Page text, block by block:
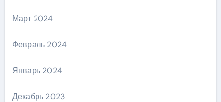
Март 2024
Февраль 2024
Январь 2024
Декабрь 2023